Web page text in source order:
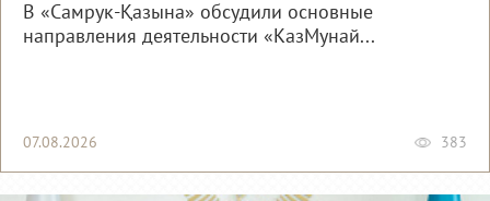
В «Самрук-Қазына» обсудили основные
направления деятельности «КазМунай...
07.08.2026 383